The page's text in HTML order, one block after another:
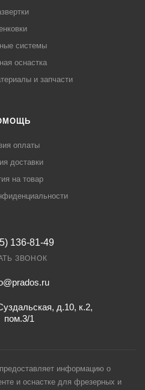
системы
оснастка
и запчасти
оплаты
доставки
на товар
136-81-49
ЗВОНОК
д.10, к.2,
пом.3/1
информацию о
и оснастке для фрезерных и